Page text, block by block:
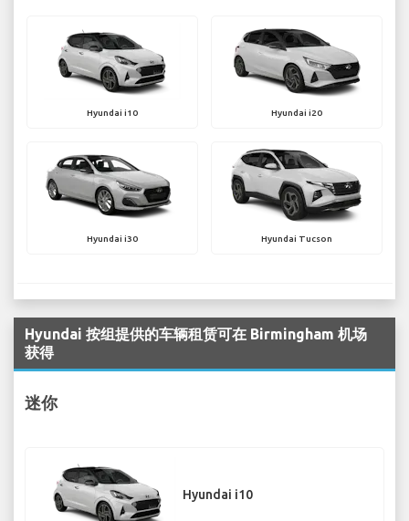
Hyundai i10 Hyundai i20
Hyundai i30 Hyundai Tucson
Hyundai 按组提供的车辆租赁可在 Birmingham 机场
获得
迷你
Hyundai i10